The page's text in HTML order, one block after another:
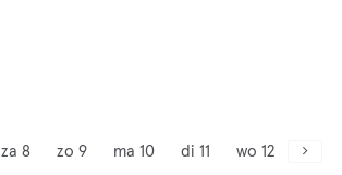
za 8 zo 9 ma 10 di 11 wo 12